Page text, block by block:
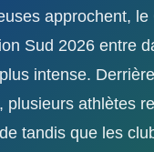
approchent, le
Sud 2026 entre
intense.
plusieurs athlètes
tandis que les